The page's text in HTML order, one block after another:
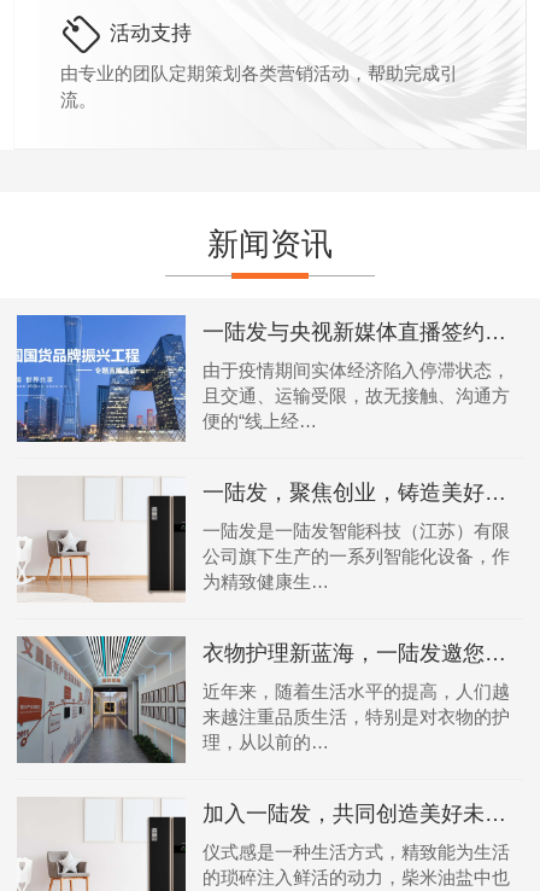
活动支持
由专业的团队定期策划各类营销活动，帮助完成引
流。
新闻资讯
一陆发与央视新媒体直播签约，品牌影响力再上新台阶
由于疫情期间实体经济陷入停滞状态，
且交通、运输受限，故无接触、沟通方
便的“线上经…
一陆发，聚焦创业，铸造美好未来！
一陆发是一陆发智能科技（江苏）有限
公司旗下生产的一系列智能化设备，作
为精致健康生…
衣物护理新蓝海，一陆发邀您合作共赢！
近年来，随着生活水平的提高，人们越
来越注重品质生活，特别是对衣物的护
理，从以前的…
加入一陆发，共同创造美好未来！
仪式感是一种生活方式，精致能为生活
的琐碎注入鲜活的动力，柴米油盐中也